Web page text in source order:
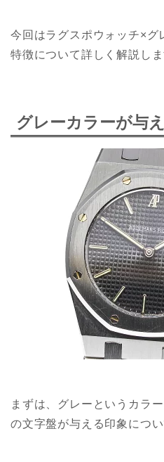
今回はラグスポウォッチ×グ
特徴について詳しく解説しま
グレーカラーが与
まずは、グレーというカラ
の文字盤が与える印象につ